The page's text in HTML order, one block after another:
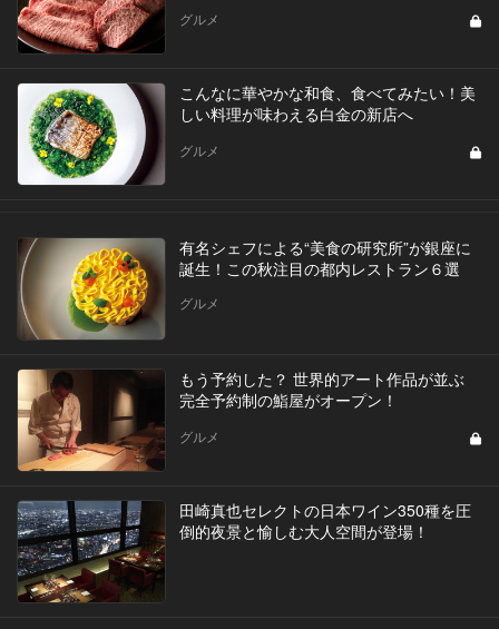
グルメ
こんなに華やかな和食、食べてみたい！美
しい料理が味わえる白金の新店へ
グルメ
有名シェフによる“美食の研究所”が銀座に
誕生！この秋注目の都内レストラン６選
グルメ
もう予約した？ 世界的アート作品が並ぶ
完全予約制の鮨屋がオープン！
グルメ
田崎真也セレクトの日本ワイン350種を圧
倒的夜景と愉しむ大人空間が登場！